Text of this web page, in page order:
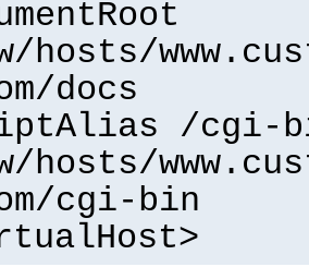
hosts/
docs
/cgi-
hosts/
cgi-bin